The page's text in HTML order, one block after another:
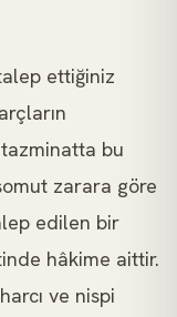
ettiğiniz
tazminatta bu
zarara göre
edilen bir
hâkime aittir.
ve nispi